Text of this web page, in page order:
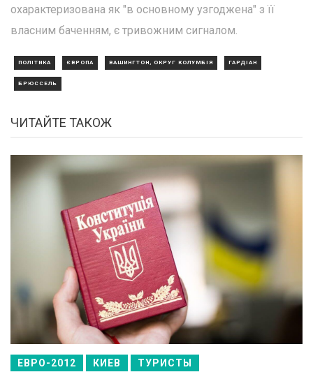
охарактеризована як "в основному узгоджена" з її
власним баченням, є тривожним сигналом.
ПОЛІТИКА ЄВРОПА ВАШИНГТОН, ОКРУГ КОЛУМБІЯ ГАРДІАН
БРЮССЕЛЬ
ЧИТАЙТЕ ТАКОЖ
ЕВРО-2012 КИЕВ ТУРИСТЫ